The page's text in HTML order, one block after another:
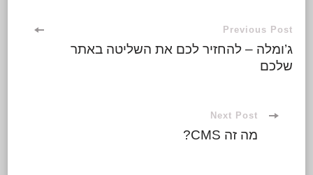
Previous Post
ג’ומלה – להחזיר לכם את השליטה באתר
שלכם
Next Post
מה זה CMS?